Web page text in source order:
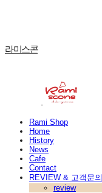
라미스콘
Rami Shop
Home
History
News
Cafe
Contact
REVIEW & 고객문의
review